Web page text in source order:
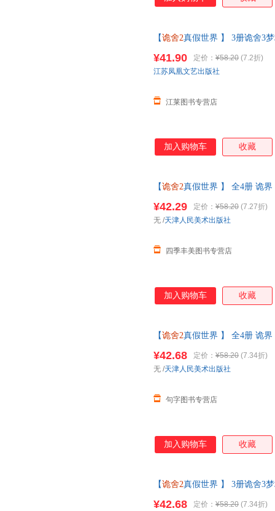
【诡舍2真假世界 】 3册诡舍3
服有优惠
¥41.90 定价： ¥58.20 (7.2折)
江莱图书专营店
江苏凤凰文艺出版社
加入购物车 收藏
【诡舍2真假世界 】 全4册 诡
¥42.29 定价： ¥58.20 (7.27折)
四季丰美图书专营店
无 /天津人民美术出版社
加入购物车 收藏
【诡舍2真假世界 】 全4册 诡
¥42.68 定价： ¥58.20 (7.34折)
句字图书专营店
无 /天津人民美术出版社
加入购物车 收藏
【诡舍2真假世界 】 3册诡舍3
¥42.68 定价： ¥58.20 (7.34折)